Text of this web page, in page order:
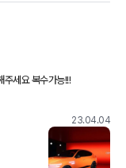
주세요 복수가능!!!
23.04.04